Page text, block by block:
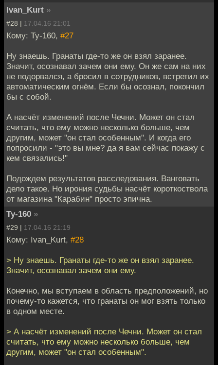
Ivan_Kurt »
#28 | 17.04.16 21:01
Кому: Ту-160, #27
Ну знаешь. Гранаты где-то же он взял заранее.
Значит, осознавал зачем они ему. Он же сам на них
не подорвался, а бросил в сотрудников, встретил их
автоматическим огнём. Если бы осознал, покончил
бы с собой.
А насчёт изменений после Чечни. Может он стал
считать, что ему можно несколько больше, чем
другим, может "он стал особенным". И когда его
попросили - "это вы мне? да я вам сейчас покажу с
кем связались!"
Подождем результатов расследования. Ванговать
дело такое. Но ирония судьбы насчёт короткоствола
от магазина "Карабин" просто эпична.
Ту-160 »
#29 | 17.04.16 21:19
Кому: Ivan_Kurt, #28
> Ну знаешь. Гранаты где-то же он взял заранее.
Значит, осознавал зачем они ему.
Конечно, мы вступаем в область предположений, но
почему-то кажется, что гранаты он мог взять только
в одном месте.
> А насчёт изменений после Чечни. Может он стал
считать, что ему можно несколько больше, чем
другим, может "он стал особенным".